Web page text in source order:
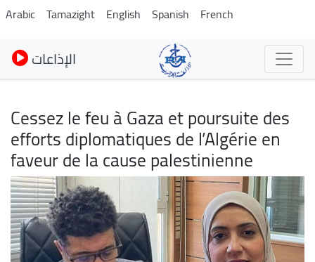
Skip
to
main
content
Arabic Tamazight English Spanish French
الإذاعات
Cessez le feu à Gaza et poursuite des
efforts diplomatiques de l’Algérie en
faveur de la cause palestinienne
Image